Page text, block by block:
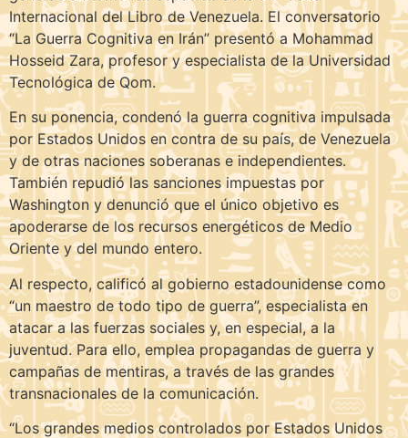
Internacional del Libro de Venezuela. El conversatorio
“La Guerra Cognitiva en Irán” presentó a Mohammad
Hosseid Zara, profesor y especialista de la Universidad
Tecnológica de Qom.
En su ponencia, condenó la guerra cognitiva impulsada
por Estados Unidos en contra de su país, de Venezuela
y de otras naciones soberanas e independientes.
También repudió las sanciones impuestas por
Washington y denunció que el único objetivo es
apoderarse de los recursos energéticos de Medio
Oriente y del mundo entero.
Al respecto, calificó al gobierno estadounidense como
“un maestro de todo tipo de guerra”, especialista en
atacar a las fuerzas sociales y, en especial, a la
juventud. Para ello, emplea propagandas de guerra y
campañas de mentiras, a través de las grandes
transnacionales de la comunicación.
“Los grandes medios controlados por Estados Unidos